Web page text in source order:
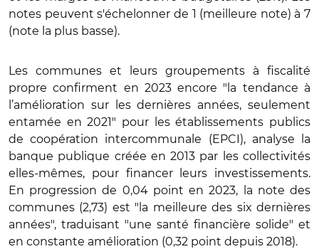
notes peuvent s'échelonner de 1 (meilleure note) à 7
(note la plus basse).
Les communes et leurs groupements à fiscalité
propre confirment en 2023 encore "la tendance à
l’amélioration sur les dernières années, seulement
entamée en 2021" pour les établissements publics
de coopération intercommunale (EPCI), analyse la
banque publique créée en 2013 par les collectivités
elles-mêmes, pour financer leurs investissements.
En progression de 0,04 point en 2023, la note des
communes (2,73) est "la meilleure des six dernières
années", traduisant "une santé financière solide" et
en constante amélioration (0,32 point depuis 2018).